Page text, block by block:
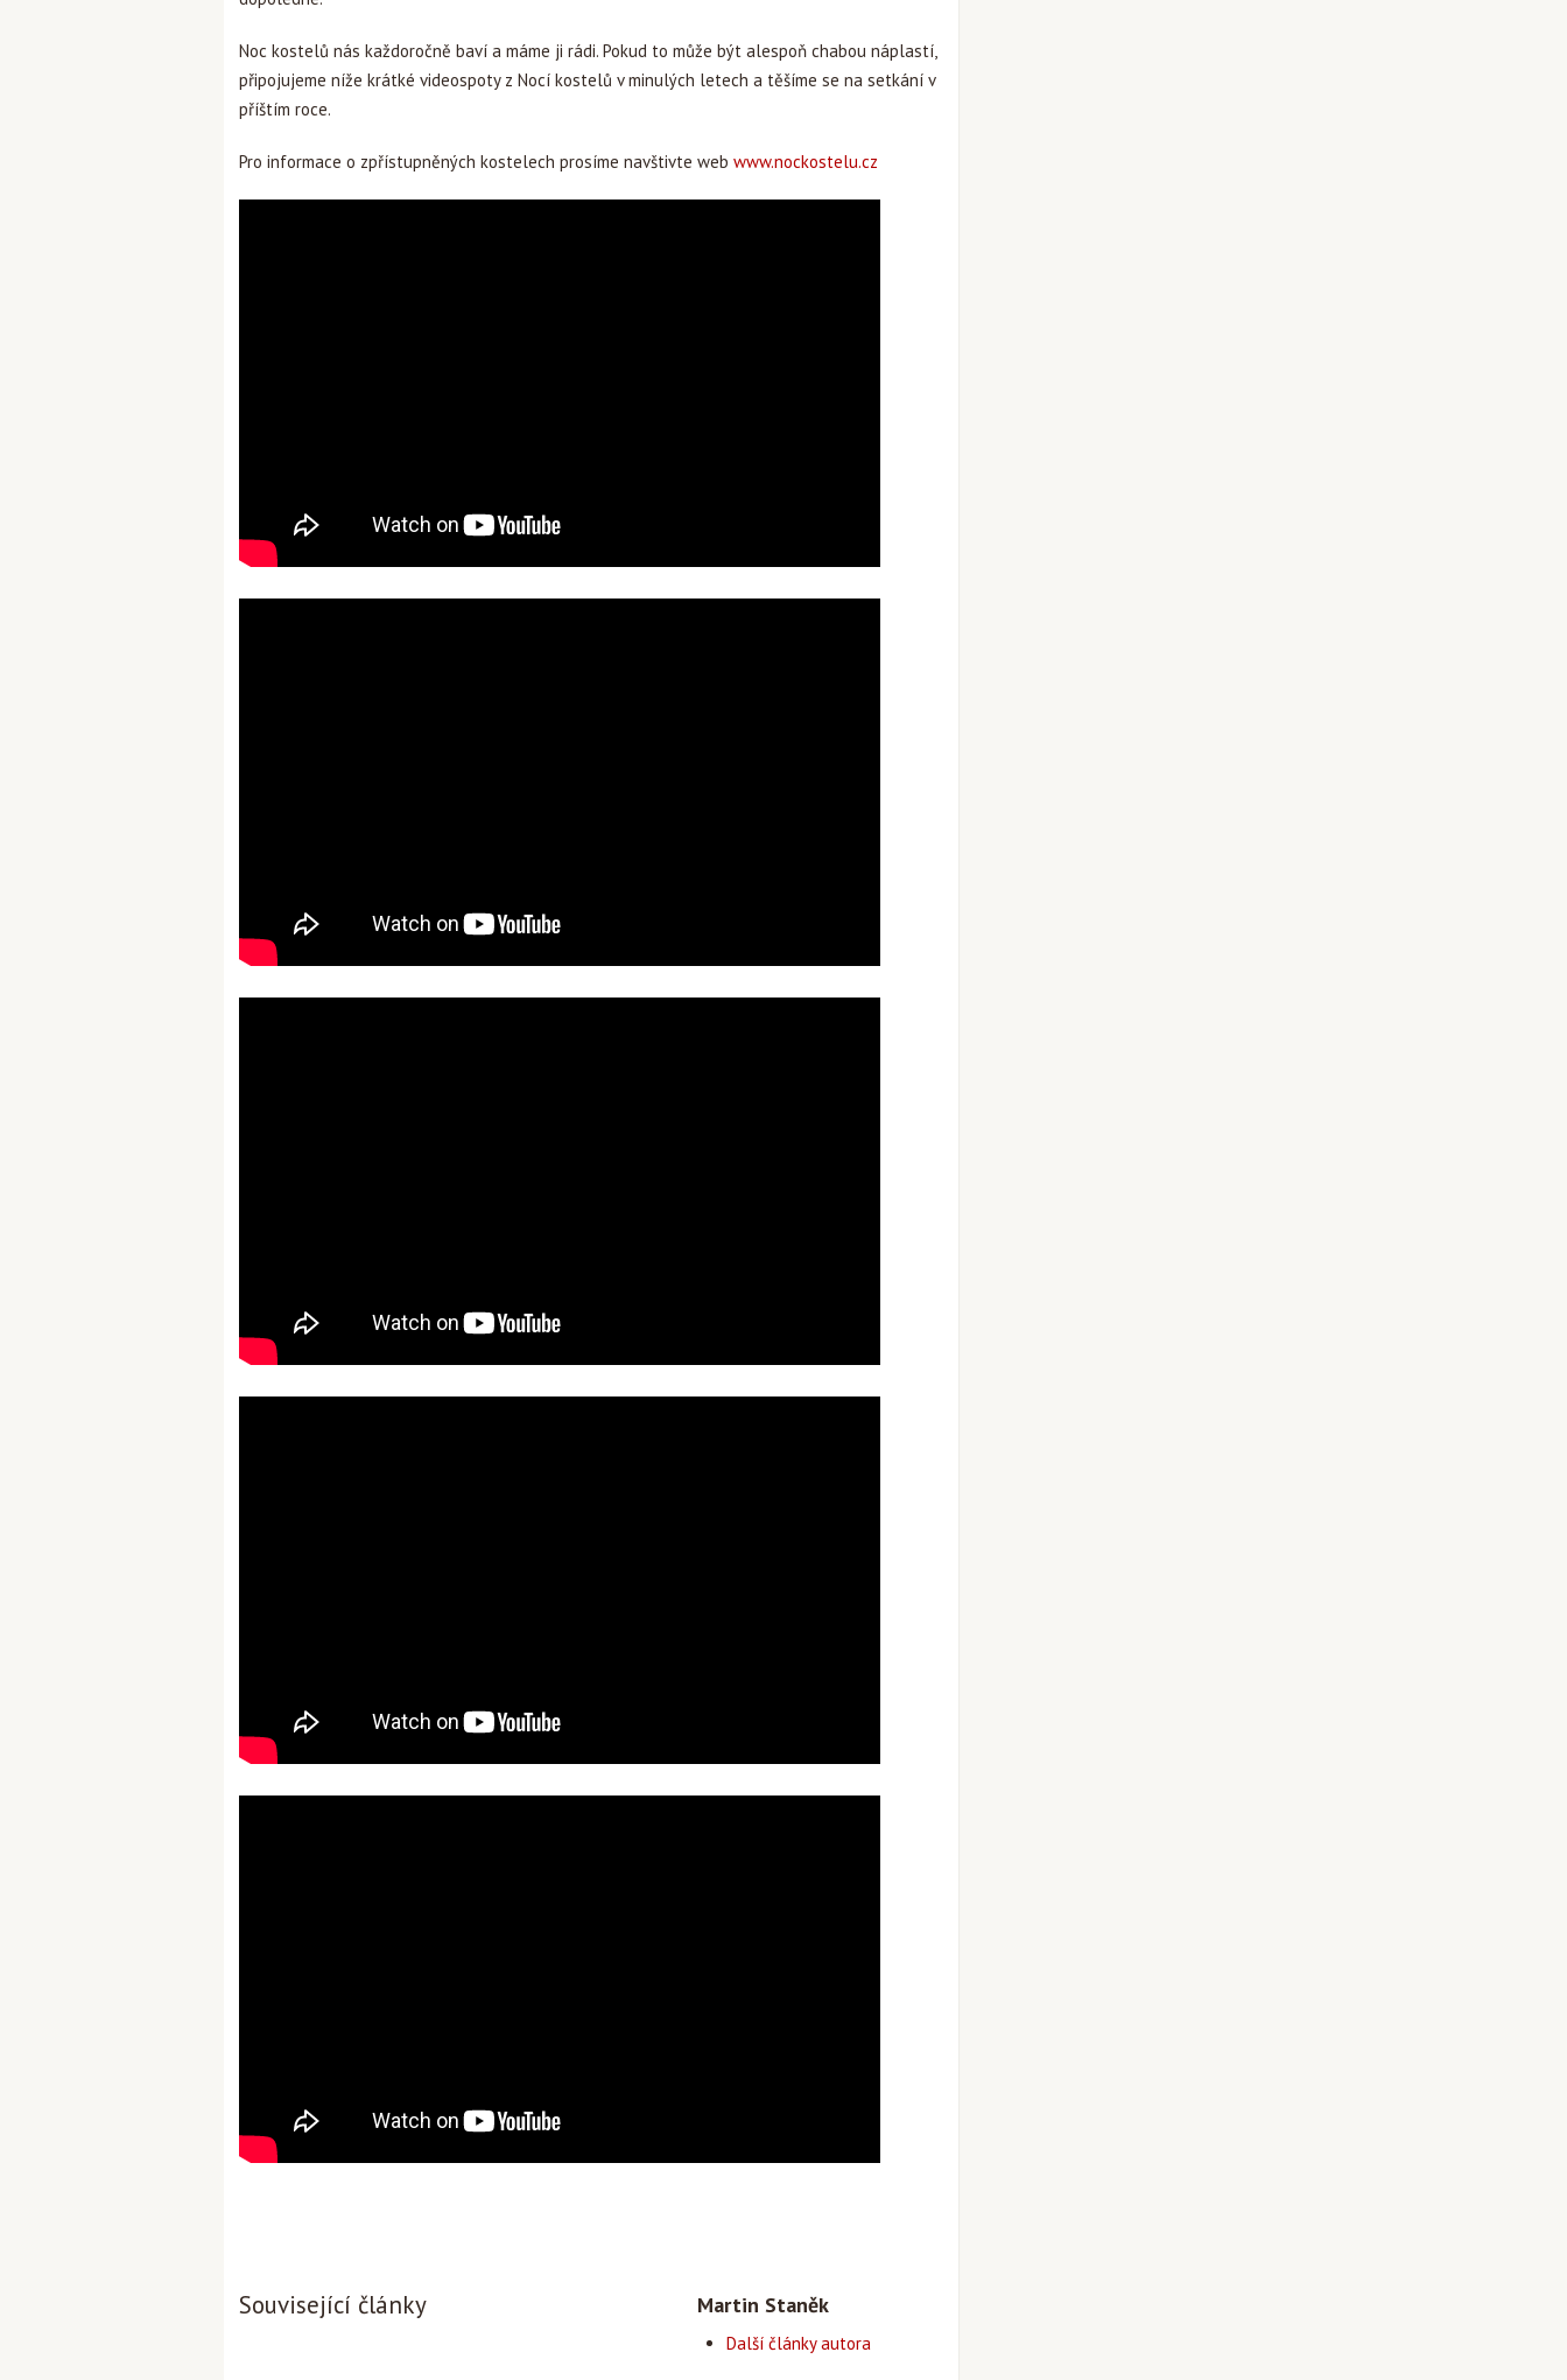
Noc kostelů nás každoročně baví a máme ji rádi. Pokud to může být alespoň chabou náplastí,
připojujeme níže krátké videospoty z Nocí kostelů v minulých letech a těšíme se na setkání v
příštím roce.
Pro informace o zpřístupněných kostelech prosíme navštivte web www.nockostelu.cz
Související články Martin Staněk
Další články autora